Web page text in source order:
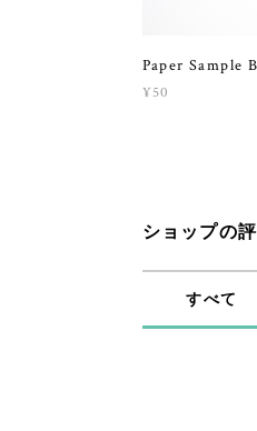
Paper Sample
¥50
ショップの
すべて